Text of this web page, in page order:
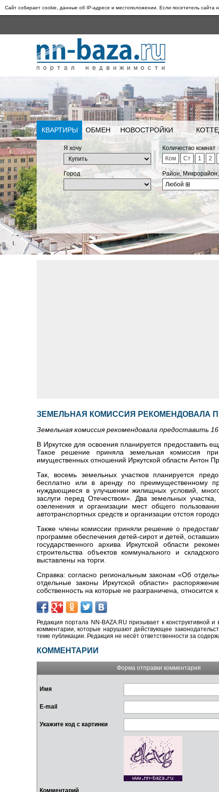
Сайт собирает cookie, данные об IP-адресе и местоположении. Если посетитель сайта
КВАРТИРЫ ОБМЕН НОВОСТРОЙКИ
Я хочу
Количество комнат
Ком
Ст 1 2
Город
Район,
Любой ⊞
ЗЕМЕЛЬНАЯ КОМИССИЯ РЕКОМЕНДОВАЛА
Земельная комиссия рекомендовала предоставить
В Иркутске для освоения планируется предоставить
Такое решение приняла земельная комиссия
имущественных отношений Иркутской области Антон
Так, восемь земельных участков планируется
бесплатно или в аренду по преимущественному
нуждающиеся в улучшении жилищных условий,
заслуги перед Отечеством». Два земельных
озеленения и организации мест общего
автотранспортных средств и организации отстоя
Также члены комиссии приняли решение о
программе обеспечения детей-сирот и детей,
государственного архива Иркутской области
строительства объектов коммунального и
выставлены на торги.
Справка: согласно региональным законам «Об
отдельные законы Иркутской области»
собственность на которые не разграничена, относится
Редакция портала NN-BAZA.RU призывает к конструктивной
комментарии, которые нарушают действующее
теме публикации. Редакция не несёт ответственности за
КОММЕНТАРИИ
Форма отправки комментария
Имя
E-mail
Укажите код с картинки
Комментарий